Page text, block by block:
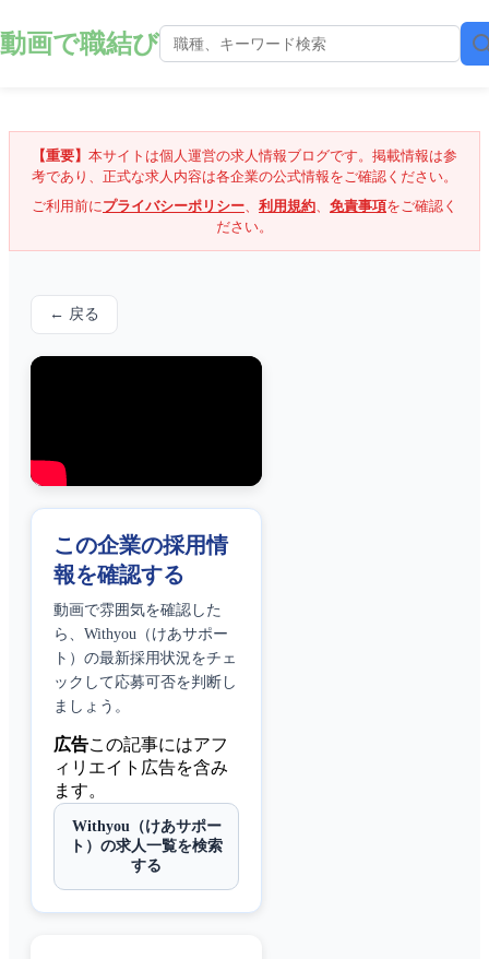
動画で職結び
【重要】 本サイトは個人運営の求人情報ブログです。掲載情報は参
考であり、正式な求人内容は各企業の公式情報をご確認ください。
ご利用前にプライバシーポリシー、 利用規約、 免責事項をご確認く
ださい。
← 戻る
この企業の採用情
報を確認する
動画で雰囲気を確認した
ら、 Withyou（けあサポー
ト） の最新採用状況をチェ
ックして応募可否を判断し
ましょう。
広告この記事にはアフ
ィリエイト広告を含み
ます。
Withyou（けあサポー
ト）の求人一覧を検索
する